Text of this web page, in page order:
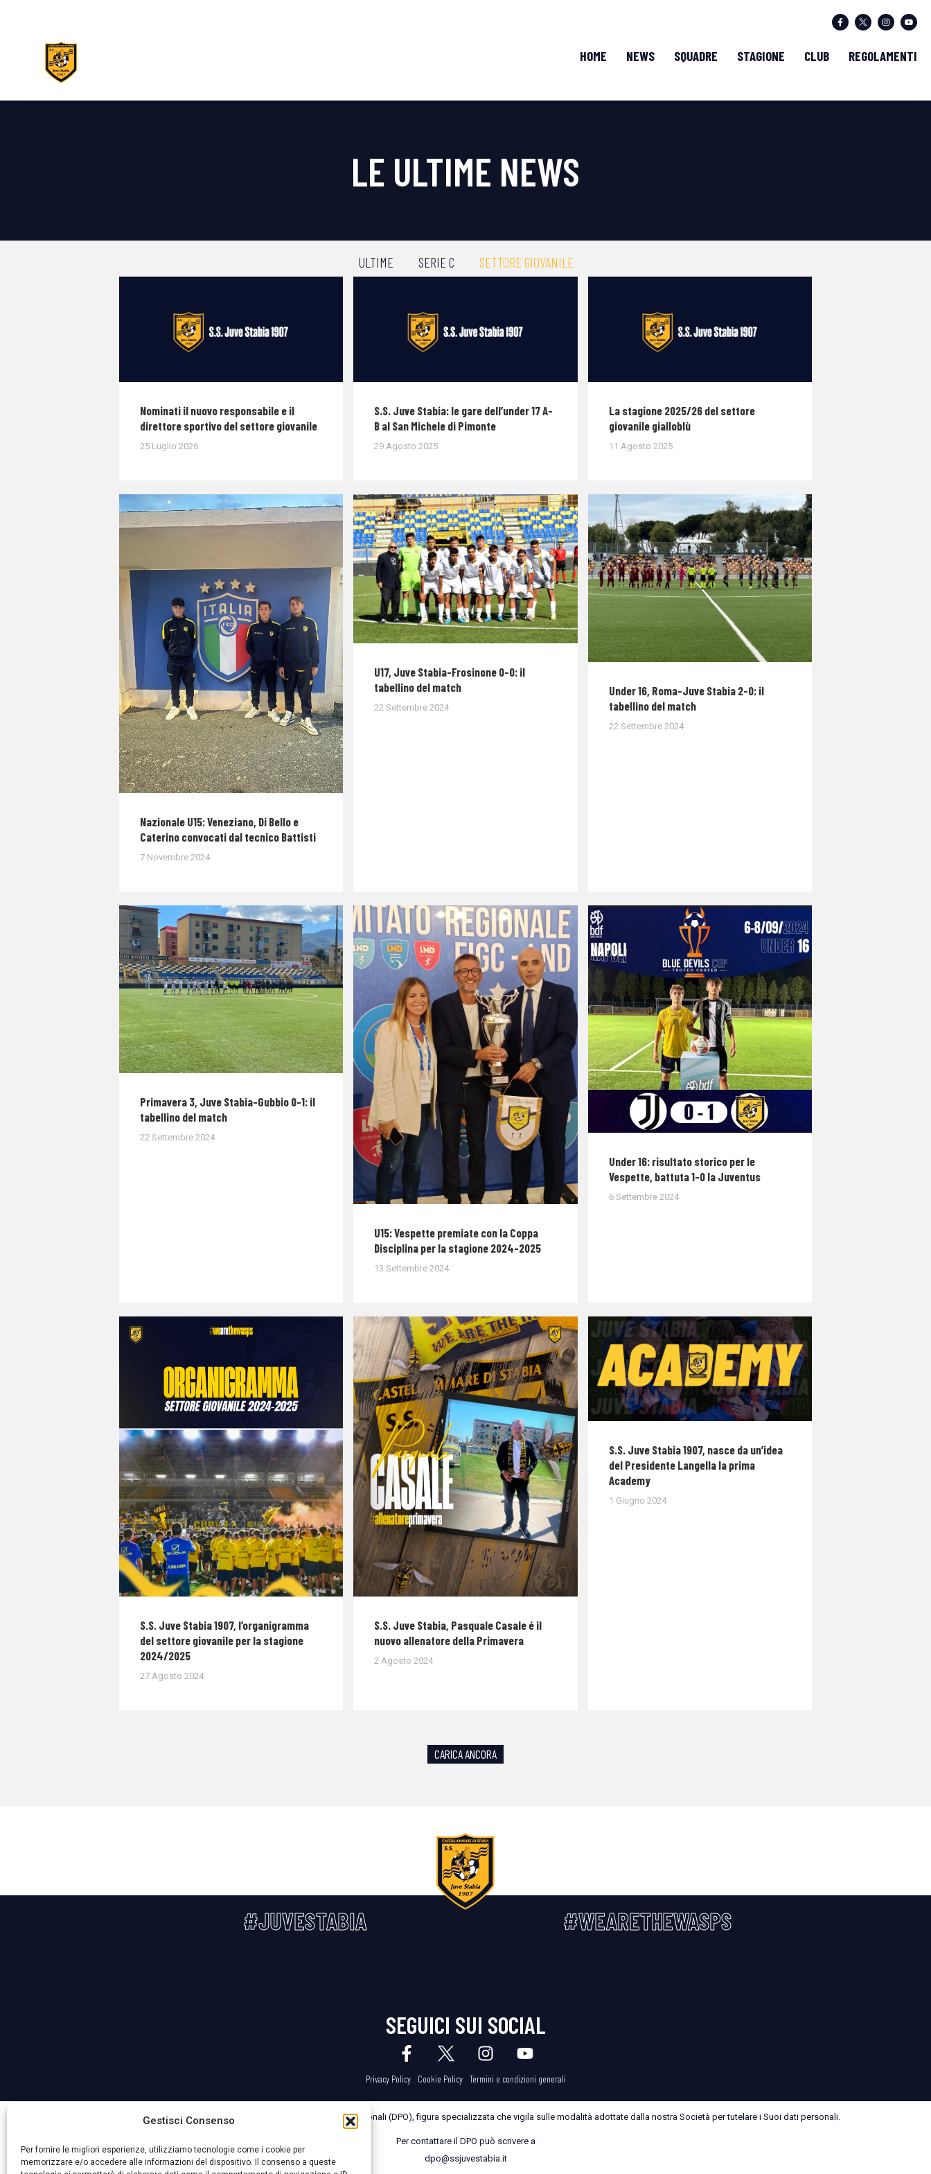
Gestisci Consenso
Per fornire le migliori esperienze, utilizziamo tecnologie come i cookie per
memorizzare e/o accedere alle informazioni del dispositivo. Il consenso a queste
HOME NEWS SQUADRE STAGIONE CLUB REGOLAMENTI
LE ULTIME NEWS
ULTIME SERIE C SETTORE GIOVANILE
Nominati il nuovo responsabile e il
direttore sportivo del settore giovanile
25 Luglio 2026
S.S. Juve Stabia: le gare dell’under 17 A-
B al San Michele di Pimonte
29 Agosto 2025
La stagione 2025/26 del settore
giovanile gialloblù
11 Agosto 2025
Nazionale U15: Veneziano, Di Bello e
Caterino convocati dal tecnico Battisti
7 Novembre 2024
U17, Juve Stabia-Frosinone 0-0: il
tabellino del match
22 Settembre 2024
Under 16, Roma-Juve Stabia 2-0: il
tabellino del match
22 Settembre 2024
Primavera 3, Juve Stabia-Gubbio 0-1: il
tabellino del match
22 Settembre 2024
U15: Vespette premiate con la Coppa
Disciplina per la stagione 2024-2025
13 Settembre 2024
Under 16: risultato storico per le
Vespette, battuta 1-0 la Juventus
6 Settembre 2024
S.S. Juve Stabia 1907, l’organigramma
del settore giovanile per la stagione
2024/2025
27 Agosto 2024
S.S. Juve Stabia, Pasquale Casale é il
nuovo allenatore della Primavera
2 Agosto 2024
S.S. Juve Stabia 1907, nasce da un’idea
del Presidente Langella la prima
Academy
1 Giugno 2024
CARICA ANCORA
#JUVESTABIA #WEARETHEWASPS
SEGUICI SUI SOCIAL
Privacy Policy Cookie Policy Termini e condizioni generali
La Società ha nominato il Responsabile della Protezione dei Dati Personali (DPO), figura specializzata che vigila sulle modalità adottate dalla nostra Società per tutelare i Suoi dati personali.
Per contattare il DPO può scrivere a
dpo@ssjuvestabia.it